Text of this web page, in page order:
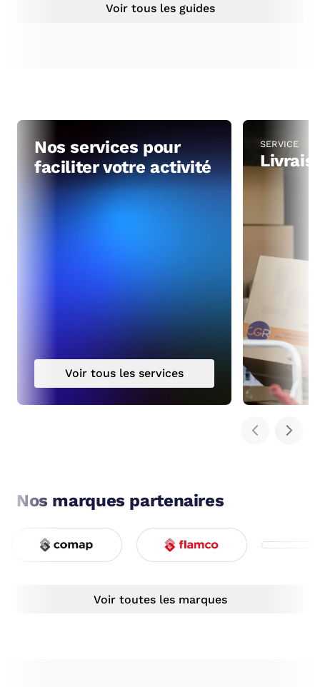
Voir tous les guides
Nos services pour
faciliter votre activité
Voir tous les services
SERVICE
Nos marques partenaires
Voir toutes les marques